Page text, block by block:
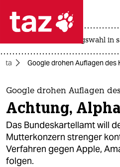
 taz zahl
taz zahl ich
themen
politik
öko
gesellschaft
landtagswahl in
Google drohen Auflagen
Google drohen Auflagen
Achtung,
Das Bundeskartellamt will
Mutterkonzern strenger
Verfahren gegen Apple,
folgen.